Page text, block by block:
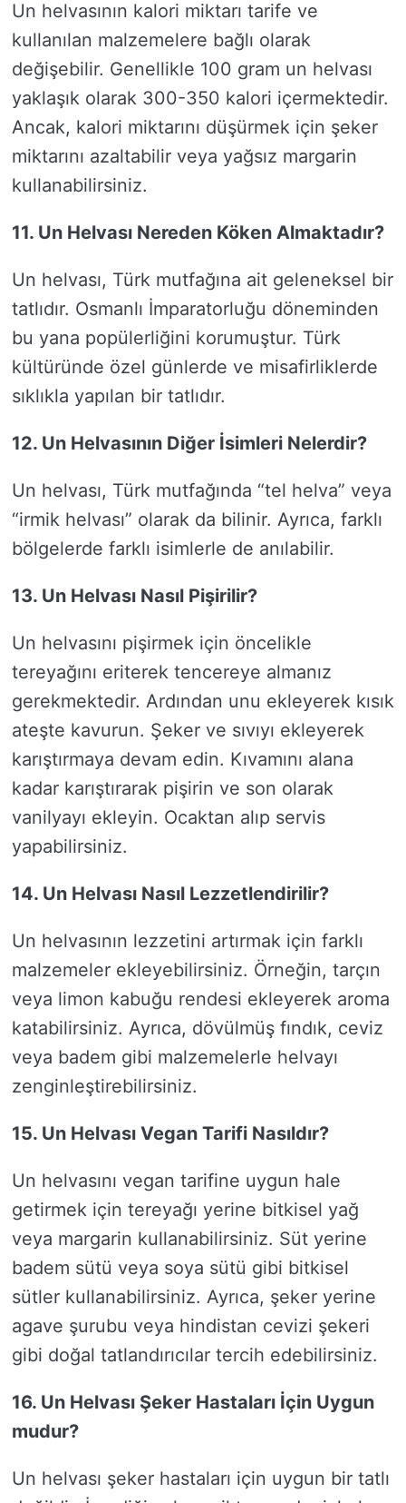
Un helvasının kalori miktarı tarife ve
kullanılan malzemelere bağlı olarak
değişebilir. Genellikle 100 gram un helvası
yaklaşık olarak 300-350 kalori içermektedir.
Ancak, kalori miktarını düşürmek için şeker
miktarını azaltabilir veya yağsız margarin
kullanabilirsiniz.
11. Un Helvası Nereden Köken Almaktadır?
Un helvası, Türk mutfağına ait geleneksel bir
tatlıdır. Osmanlı İmparatorluğu döneminden
bu yana popülerliğini korumuştur. Türk
kültüründe özel günlerde ve misafirliklerde
sıklıkla yapılan bir tatlıdır.
12. Un Helvasının Diğer İsimleri Nelerdir?
Un helvası, Türk mutfağında “tel helva” veya
“irmik helvası” olarak da bilinir. Ayrıca, farklı
bölgelerde farklı isimlerle de anılabilir.
13. Un Helvası Nasıl Pişirilir?
Un helvasını pişirmek için öncelikle
tereyağını eriterek tencereye almanız
gerekmektedir. Ardından unu ekleyerek kısık
ateşte kavurun. Şeker ve sıvıyı ekleyerek
karıştırmaya devam edin. Kıvamını alana
kadar karıştırarak pişirin ve son olarak
vanilyayı ekleyin. Ocaktan alıp servis
yapabilirsiniz.
14. Un Helvası Nasıl Lezzetlendirilir?
Un helvasının lezzetini artırmak için farklı
malzemeler ekleyebilirsiniz. Örneğin, tarçın
veya limon kabuğu rendesi ekleyerek aroma
katabilirsiniz. Ayrıca, dövülmüş fındık, ceviz
veya badem gibi malzemelerle helvayı
zenginleştirebilirsiniz.
15. Un Helvası Vegan Tarifi Nasıldır?
Un helvasını vegan tarifine uygun hale
getirmek için tereyağı yerine bitkisel yağ
veya margarin kullanabilirsiniz. Süt yerine
badem sütü veya soya sütü gibi bitkisel
sütler kullanabilirsiniz. Ayrıca, şeker yerine
agave şurubu veya hindistan cevizi şekeri
gibi doğal tatlandırıcılar tercih edebilirsiniz.
16. Un Helvası Şeker Hastaları İçin Uygun
mudur?
Un helvası şeker hastaları için uygun bir tatlı